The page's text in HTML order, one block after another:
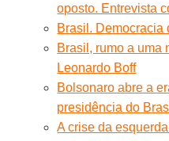
oposto. Entrevista
Brasil. Democracia
Brasil, rumo a uma
Leonardo Boff
Bolsonaro abre a
presidência do
A crise da